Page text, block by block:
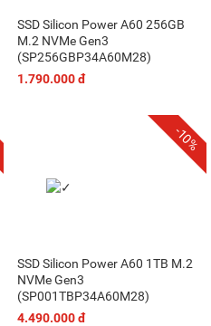
SSD Silicon Power A60 256GB
M.2 NVMe Gen3
(SP256GBP34A60M28)
1.790.000 đ
-10%
SSD Silicon Power A60 1TB M.2
NVMe Gen3
(SP001TBP34A60M28)
4.490.000 đ